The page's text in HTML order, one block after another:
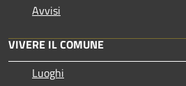
Avvisi
VIVERE IL COMUNE
Luoghi